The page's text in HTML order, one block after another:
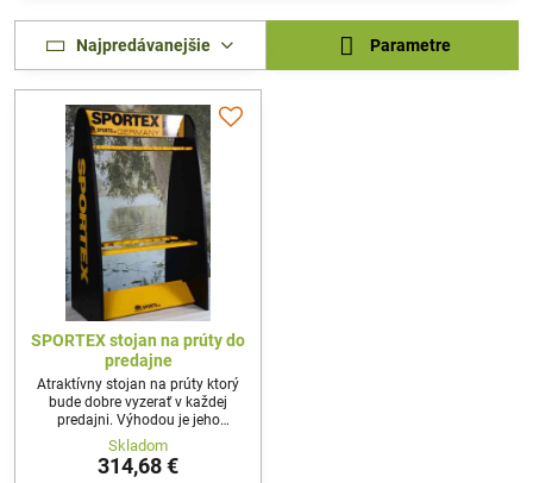
Najpredávanejšie Parametre
SPORTEX stojan na prúty do
predajne
Atraktívny stojan na prúty ktorý
bude dobre vyzerať v každej
predajni. Výhodou je jeho
obojstranné využitie, preto je
možnosť ho postaviť aj do
priestoru. Kapacita až 20 prútov.
Skladom
314,68 €